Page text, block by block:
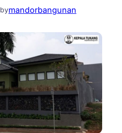
bymandorbangunan